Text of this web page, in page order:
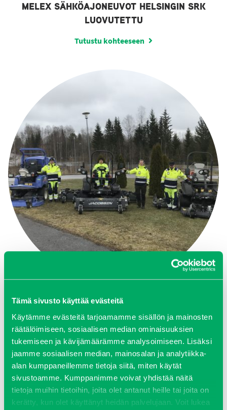
Tämä sivusto käyttää evästeitä
Käytämme evästeitä tarjoamamme sisällön ja mainosten
räätälöimiseen, sosiaalisen median ominaisuuksien
tukemiseen ja kävijämäärämme analysoimiseen. Lisäksi
jaamme sosiaalisen median, mainosalan ja analytiikka-
alan kumppaneillemme tietoja siitä, miten käytät
sivustoamme. Kumppanimme voivat yhdistää näitä
tietoja muihin tietoihin, joita olet antanut heille tai joita on
kerätty, kun olet käyttänyt heidän palvelujaan. Voit lukea
MELEX SÄHKÖAJONEUVOT HELSINGIN SRK
LUOVUTETTU
Tutustu kohteeseen
KONEIDEN LUOVUTUS YIT:LLE
Tutustu kohteeseen